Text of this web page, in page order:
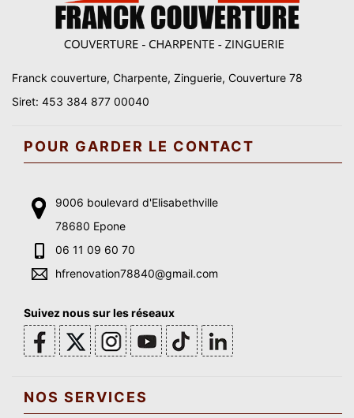
Franck couverture, Charpente, Zinguerie, Couverture 78
Siret: 453 384 877 00040
POUR GARDER LE CONTACT
9006 boulevard d'Elisabethville
78680 Epone
06 11 09 60 70
hfrenovation78840@gmail.com
Suivez nous sur les réseaux
NOS SERVICES